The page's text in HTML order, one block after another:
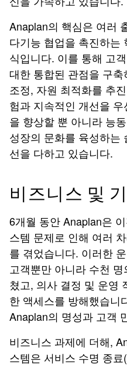
Anaplan의 핵심은 여러
다기능 협업을 촉진하는
식입니다. 이를 통해 고
대한 통합된 관점을 구
조정, 자원 최적화를 추
험과 지속적인 개선을
을 향상할 뿐 아니라 능
성장의 문화를 육성하는
선을 다하고 있습니다.
비즈니스 및
6개월 동안 Anaplan은
스템 문제로 인해 여러
를 겪었습니다. 이러한
고객뿐만 아니라 수천
쳤고, 의사 결정 및 운영
한 액세스를 방해했습니
Anaplan의 명성과 고객
비즈니스 과제에 더해,
스템은 서비스 수명 종